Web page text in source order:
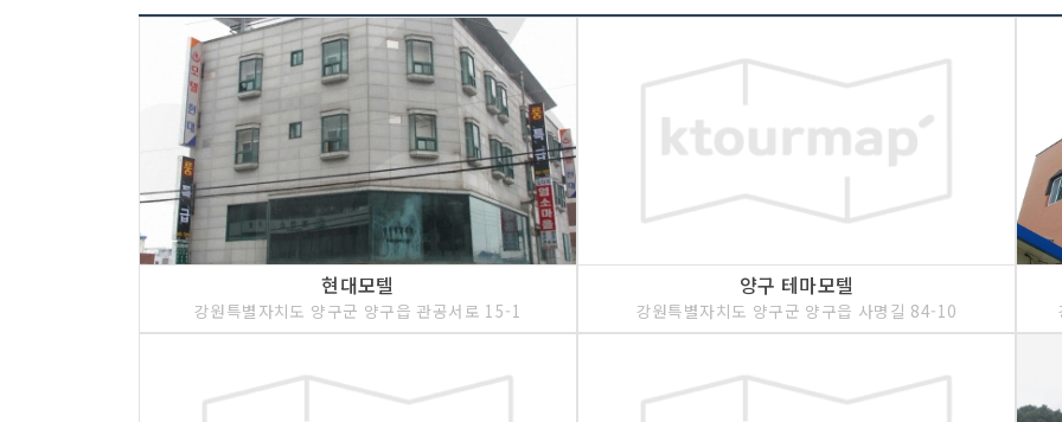
다. 유수량은 많지 않으
않아 천연기념물인 열
굉음이 천지를 진동하고
는 두타연은 20m의 바
굴이 있는데 바닥에는
4 코스 : 양구선사박물관
현대모텔
강원특별자치도 양구군 양구읍 관공서로 15-1
양구 테마모텔
강원특별자치도 양구군 양구읍 사명길 84-10